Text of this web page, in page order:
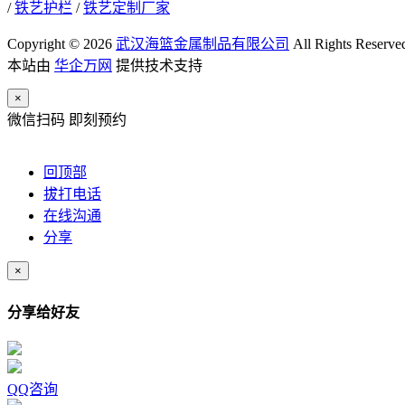
/铁艺护栏 /铁艺定制厂家
Copyright © 2026 武汉海篮金属制品有限公司 All Rights
本站由 华企万网 提供技术支持
×
微信扫码 即刻预约
回顶部
拔打电话
在线沟通
分享
×
分享给好友
QQ咨询